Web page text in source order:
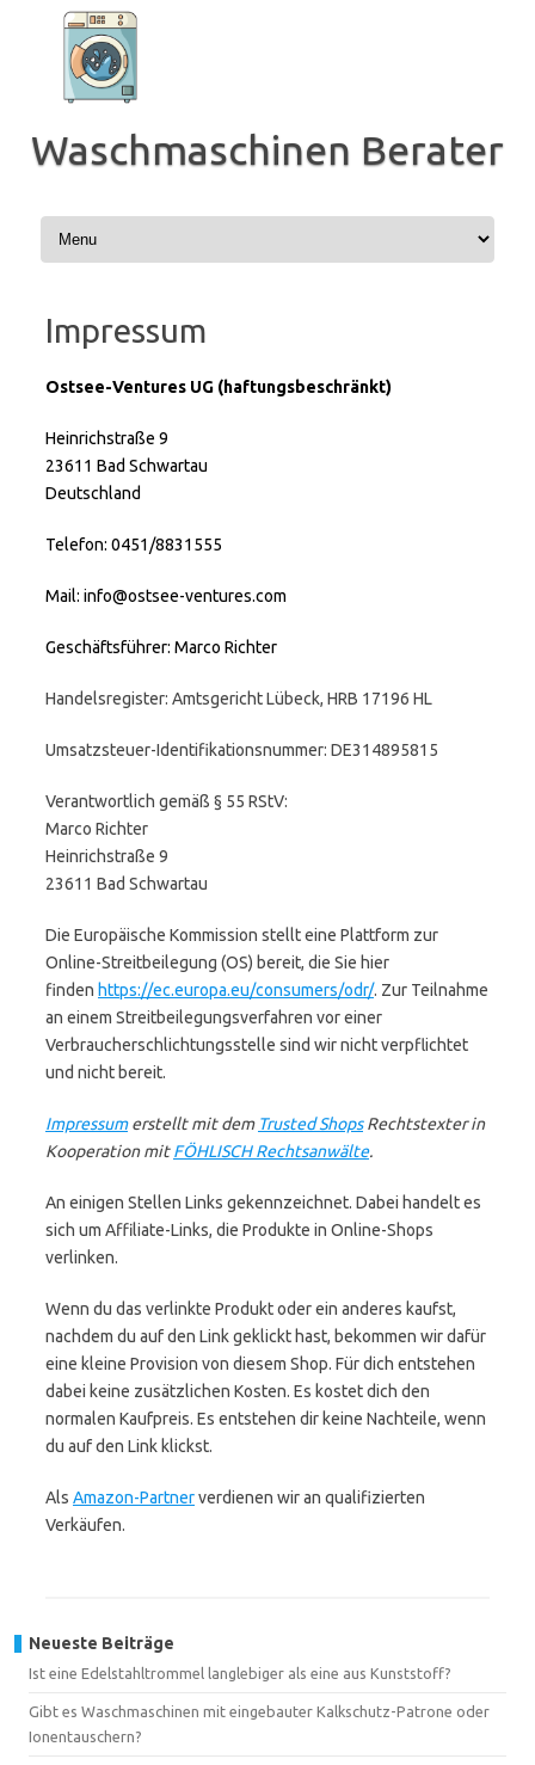
Inhalt
springen
Waschmaschinen Berater
Impressum
Ostsee-Ventures UG (haftungsbeschränkt)
Heinrichstraße 9
23611 Bad Schwartau
Deutschland
Telefon: 0451/8831555
Mail: info@ostsee-ventures.com
Geschäftsführer: Marco Richter
Handelsregister: Amtsgericht Lübeck, HRB 17196 HL
Umsatzsteuer-Identifikationsnummer: DE314895815
Verantwortlich gemäß § 55 RStV:
Marco Richter
Heinrichstraße 9
23611 Bad Schwartau
Die Europäische Kommission stellt eine Plattform zur
Online-Streitbeilegung (OS) bereit, die Sie hier
finden https://ec.europa.eu/consumers/odr/. Zur Teilnahme
an einem Streitbeilegungsverfahren vor einer
Verbraucherschlichtungsstelle sind wir nicht verpflichtet
und nicht bereit.
Impressumerstellt mit dem Trusted ShopsRechtstexter in
Kooperation mitFÖHLISCH Rechtsanwälte.
An einigen Stellen Links gekennzeichnet. Dabei handelt es
sich um Affiliate-Links, die Produkte in Online-Shops
verlinken.
Wenn du das verlinkte Produkt oder ein anderes kaufst,
nachdem du auf den Link geklickt hast, bekommen wir dafür
eine kleine Provision von diesem Shop. Für dich entstehen
dabei keine zusätzlichen Kosten. Es kostet dich den
normalen Kaufpreis. Es entstehen dir keine Nachteile, wenn
du auf den Link klickst.
Als Amazon-Partnerverdienen wir an qualifizierten
Verkäufen.
Neueste Beiträge
Ist eine Edelstahltrommel langlebiger als eine aus Kunststoff?
Gibt es Waschmaschinen mit eingebauter Kalkschutz-Patrone oder
Ionentauschern?